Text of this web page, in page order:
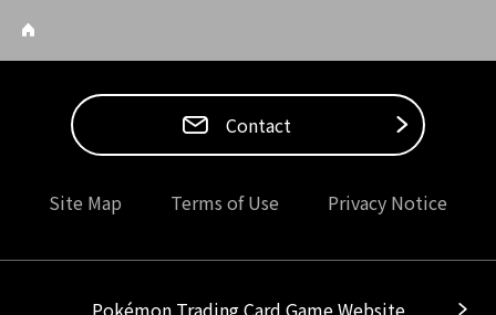
Contact
Site Map Terms of Use Privacy Notice